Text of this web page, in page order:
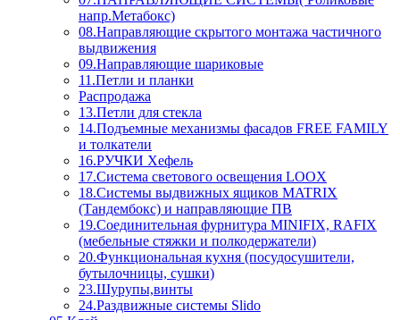
напр.Метабокс)
08.Направляющие скрытого монтажа частичного
выдвижения
09.Направляющие шариковые
11.Петли и планки
Распродажа
13.Петли для стекла
14.Подъемные механизмы фасадов FREE FAMILY
и толкатели
16.РУЧКИ Хефель
17.Система светового освещения LOOX
18.Системы выдвижных ящиков MATRIX
(Тандембокс) и направляющие ПВ
19.Соединительная фурнитура MINIFIX, RAFIX
(мебельные стяжки и полкодержатели)
20.Функциональная кухня (посудосушители,
бутылочницы, сушки)
23.Шурупы,винты
24.Раздвижные системы Slido